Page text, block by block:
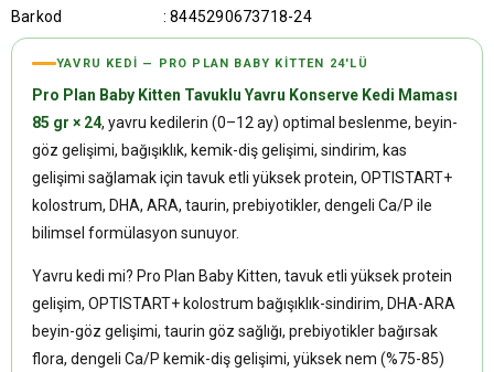
Barkod
: 8445290673718-24
YAVRU KEDI — PRO PLAN BABY KITTEN 24'LÜ
Pro Plan Baby Kitten Tavuklu Yavru Konserve Kedi Maması
85 gr × 24, yavru kedilerin (0–12 ay) optimal beslenme, beyin-
göz gelişimi, bağışıklık, kemik-diş gelişimi, sindirim, kas
gelişimi sağlamak için tavuk etli yüksek protein, OPTISTART+
kolostrum, DHA, ARA, taurin, prebiyotikler, dengeli Ca/P ile
bilimsel formülasyon sunuyor.
Yavru kedi mi? Pro Plan Baby Kitten, tavuk etli yüksek protein
gelişim, OPTISTART+ kolostrum bağışıklık-sindirim, DHA-ARA
beyin-göz gelişimi, taurin göz sağlığı, prebiyotikler bağırsak
flora, dengeli Ca/P kemik-diş gelişimi, yüksek nem (%75-85)